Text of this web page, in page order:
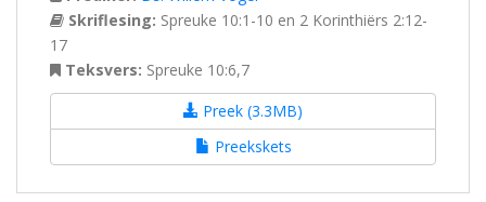
Skriflesing: Spreuke 10:1-10 en 2 Korinthiërs 2:12-
17
Teksvers: Spreuke 10:6,7
Preek (3.3MB)
Preekskets